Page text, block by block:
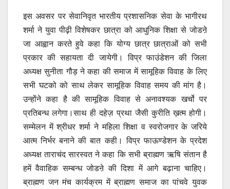
इस अवसर पर सेवानिवृत भारतीय प्रशासनिक सेवा के भागीरथ
शर्मा ने युवा पीढ़ी विशेषकर छात्रा को आधुनिक शिक्षा से जोडऩे
जा आह्वान करते हुवे कहा कि योग्य छात्र छात्राओं को सभी
प्रकार की सहायता दी जायेगी। विप्र फाउंडेशन की जिला
अध्यक्ष सुनीता गौड़ ने कहा की समाज में सामूहिक विवाह के लिए
सभी घटको को साथ लेकर सामूहिक विवाह समय की मांग है।
उन्होंने कहा है की सामूहिक विवाह से अनावश्यक खर्चो पर
प्रतिबन्ध लगेगा।साथ ही दहेज़ प्रथा जैसी कुरीति ख़त्म होगी।
सम्मेलन में श्रीधर शर्मा ने महिला शिक्षा व स्वरोजगार के जरिये
आत्म निर्भर बनाने की बात कही। विप्र फाऊण्डेशन के प्रदेश
अध्यक्ष ताराचंद सारस्वत ने कहा कि सभी ब्राह्मण ऋषि संतान है
हमें वैवाहिक सम्बन्ध जोडऩे की दिशा में आगे बढ़ाना चाहिए।
ब्राह्मण जन मंच कार्यक्रम में ब्राह्मण समाज का पांचवे युवक